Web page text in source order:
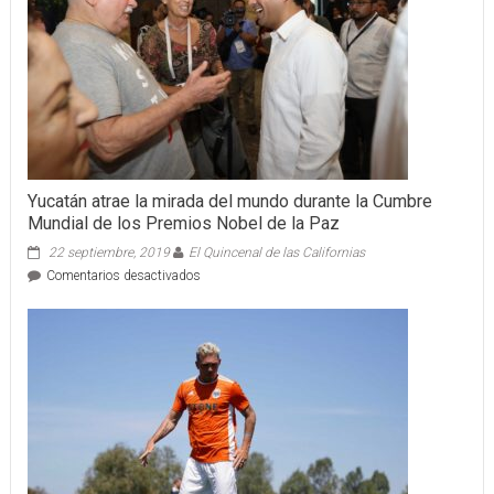
China
en
Mérida.
Yucatán atrae la mirada del mundo durante la Cumbre
Mundial de los Premios Nobel de la Paz
22 septiembre, 2019
El Quincenal de las Californias
Comentarios desactivadosen
atrae
mirada
del
mundo
durante
la
Cumbre
Mundial